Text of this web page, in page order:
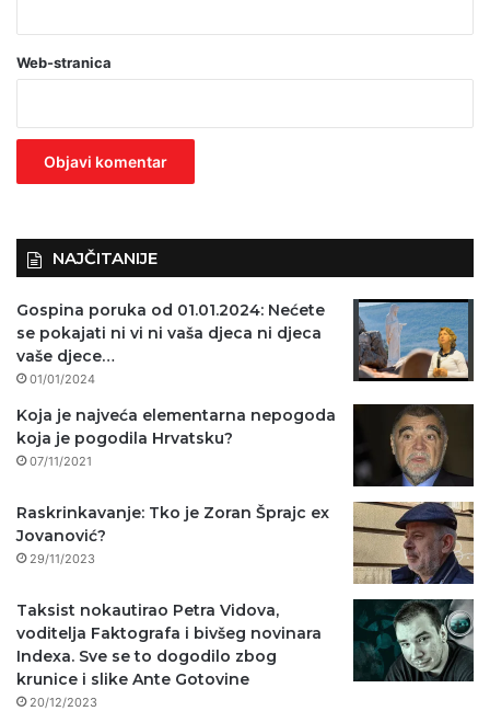
a
v
z
Web-stranica
NAJČITANIJE
Gospina poruka od 01.01.2024: Nećete
se pokajati ni vi ni vaša djeca ni djeca
vaše djece…
01/01/2024
Koja je najveća elementarna nepogoda
koja je pogodila Hrvatsku?
07/11/2021
Raskrinkavanje: Tko je Zoran Šprajc ex
Jovanović?
29/11/2023
Taksist nokautirao Petra Vidova,
voditelja Faktografa i bivšeg novinara
Indexa. Sve se to dogodilo zbog
krunice i slike Ante Gotovine
20/12/2023